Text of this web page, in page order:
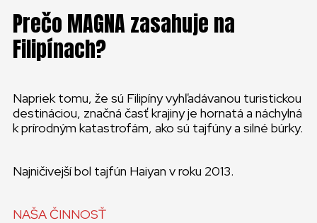
Prečo MAGNA zasahuje na
Filipínach?
Napriek tomu, že sú Filipíny vyhľadávanou turistickou
destináciou, značná časť krajiny je hornatá a náchylná
k prírodným katastrofám, ako sú tajfúny a silné búrky.
Najničivejší bol tajfún Haiyan v roku 2013.
NAŠA ČINNOSŤ